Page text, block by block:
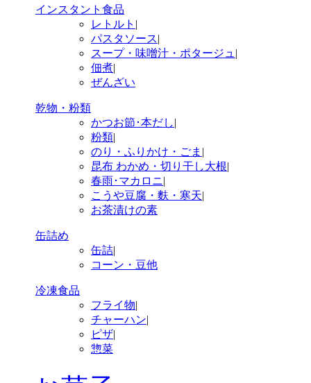
インスタント食品
レトルト |
パスタソース|
スープ・味噌汁・ポタージュ |
佃煮|
ぜんざい
乾物・粉類
かつお節･本だし|
粉類|
のり・ふりかけ・ごま |
昆布 わかめ・切り干し大根|
春雨･マカロニ|
こうや豆腐・麩・寒天|
お茶漬けの素
缶詰め
缶詰|
コーン・豆他
冷凍食品
フライ物|
チャーハン|
ピザ|
惣菜